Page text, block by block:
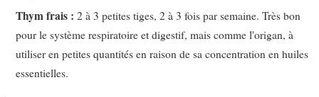
Thym frais : 2 à 3 petites tiges, 2 à 3 fois par semaine. Très bon
pour le système respiratoire et digestif, mais comme l'origan, à
utiliser en petites quantités en raison de sa concentration en huiles
essentielles.